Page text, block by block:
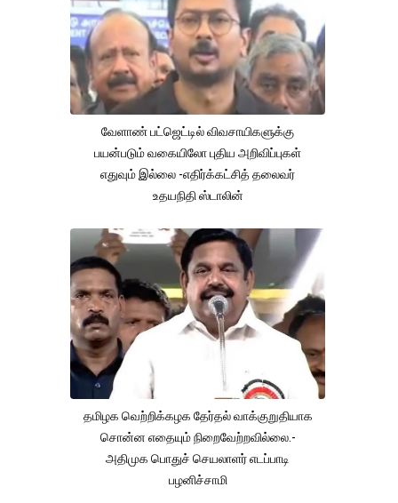
வேளாண் பட்ஜெட்டில் விவசாயிகளுக்கு
பயன்படும் வகையிலோ புதிய அறிவிப்புகள்
எதுவும் இல்லை -எதிர்க்கட்சித் தலைவர்
உதயநிதி ஸ்டாலின்
தமிழக வெற்றிக்கழக தேர்தல் வாக்குறுதியாக
சொன்ன எதையும் நிறைவேற்றவில்லை.-
அதிமுக பொதுச் செயலாளர் எடப்பாடி
பழனிச்சாமி